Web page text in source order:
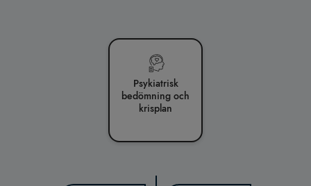
Psykiatrisk
bedömning och
krisplan